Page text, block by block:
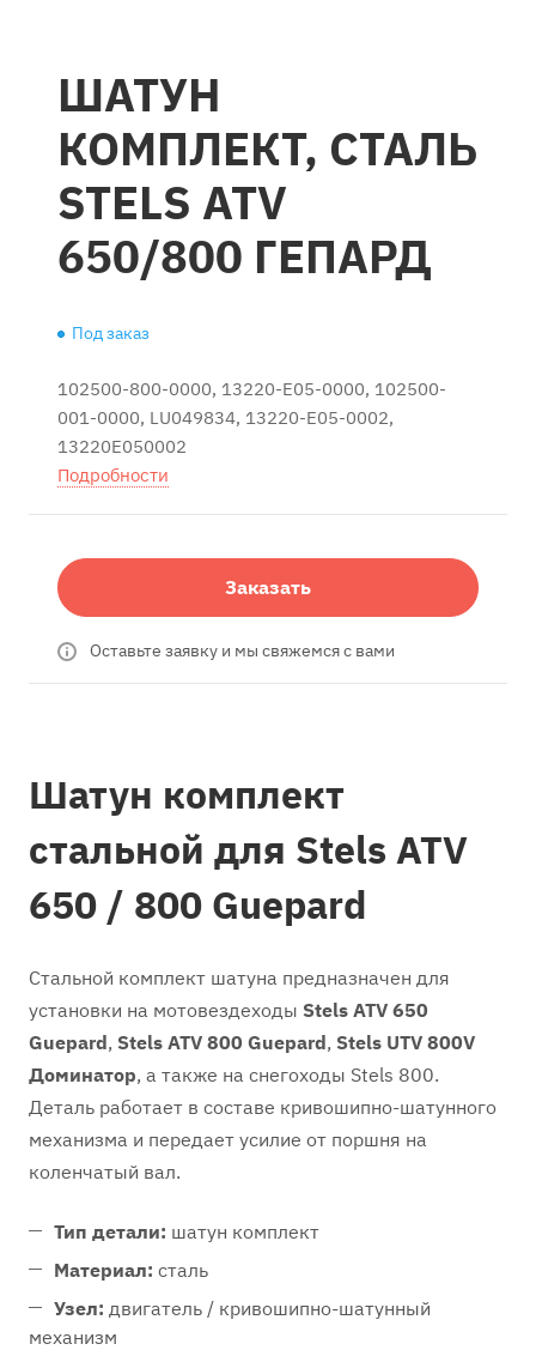
ШАТУН
КОМПЛЕКТ, СТАЛЬ
STELS ATV
650/800 ГЕПАРД
Под заказ
102500-800-0000, 13220-E05-0000, 102500-
001-0000, LU049834, 13220-E05-0002,
13220E050002
Подробности
Заказать
Оставьте заявку и мы свяжемся с вами
Шатун комплект
стальной для Stels ATV
650 / 800 Guepard
Стальной комплект шатуна предназначен для
установки на мотовездеходы Stels ATV 650
Guepard, Stels ATV 800 Guepard, Stels UTV 800V
Доминатор, а также на снегоходы Stels 800.
Деталь работает в составе кривошипно-шатунного
механизма и передает усилие от поршня на
коленчатый вал.
Тип детали: шатун комплект
Материал: сталь
Узел: двигатель / кривошипно-шатунный
механизм